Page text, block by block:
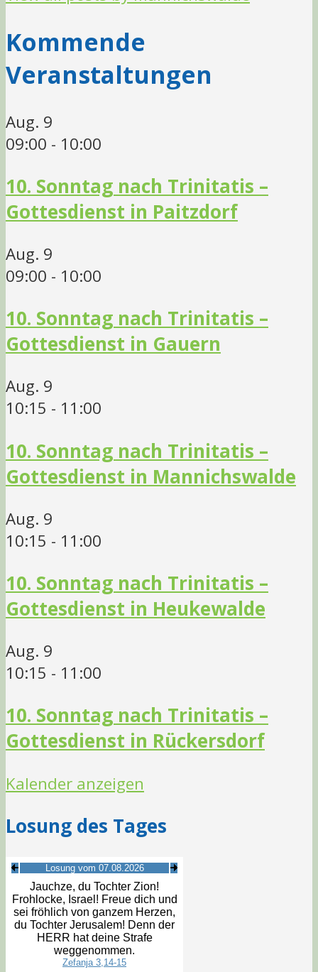
Kommende
Veranstaltungen
Aug. 9
09:00 - 10:00
10. Sonntag nach Trinitatis –
Gottesdienst in Paitzdorf
Aug. 9
09:00 - 10:00
10. Sonntag nach Trinitatis –
Gottesdienst in Gauern
Aug. 9
10:15 - 11:00
10. Sonntag nach Trinitatis –
Gottesdienst in Mannichswalde
Aug. 9
10:15 - 11:00
10. Sonntag nach Trinitatis –
Gottesdienst in Heukewalde
Aug. 9
10:15 - 11:00
10. Sonntag nach Trinitatis –
Gottesdienst in Rückersdorf
Kalender anzeigen
Losung des Tages